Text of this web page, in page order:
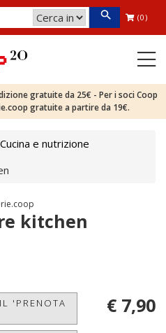
(0)
gratuite da 25€ - Per i soci Coop
gratuite a partire da 19€.
Cucina e nutrizione
kitchen
'PRENOTA
€ 7,90